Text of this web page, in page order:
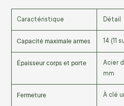
Caractéristique Détail
Capacité maximale armes 14 (11
Épaisseur corps et porte
Acier
mm
Fermeture À clé